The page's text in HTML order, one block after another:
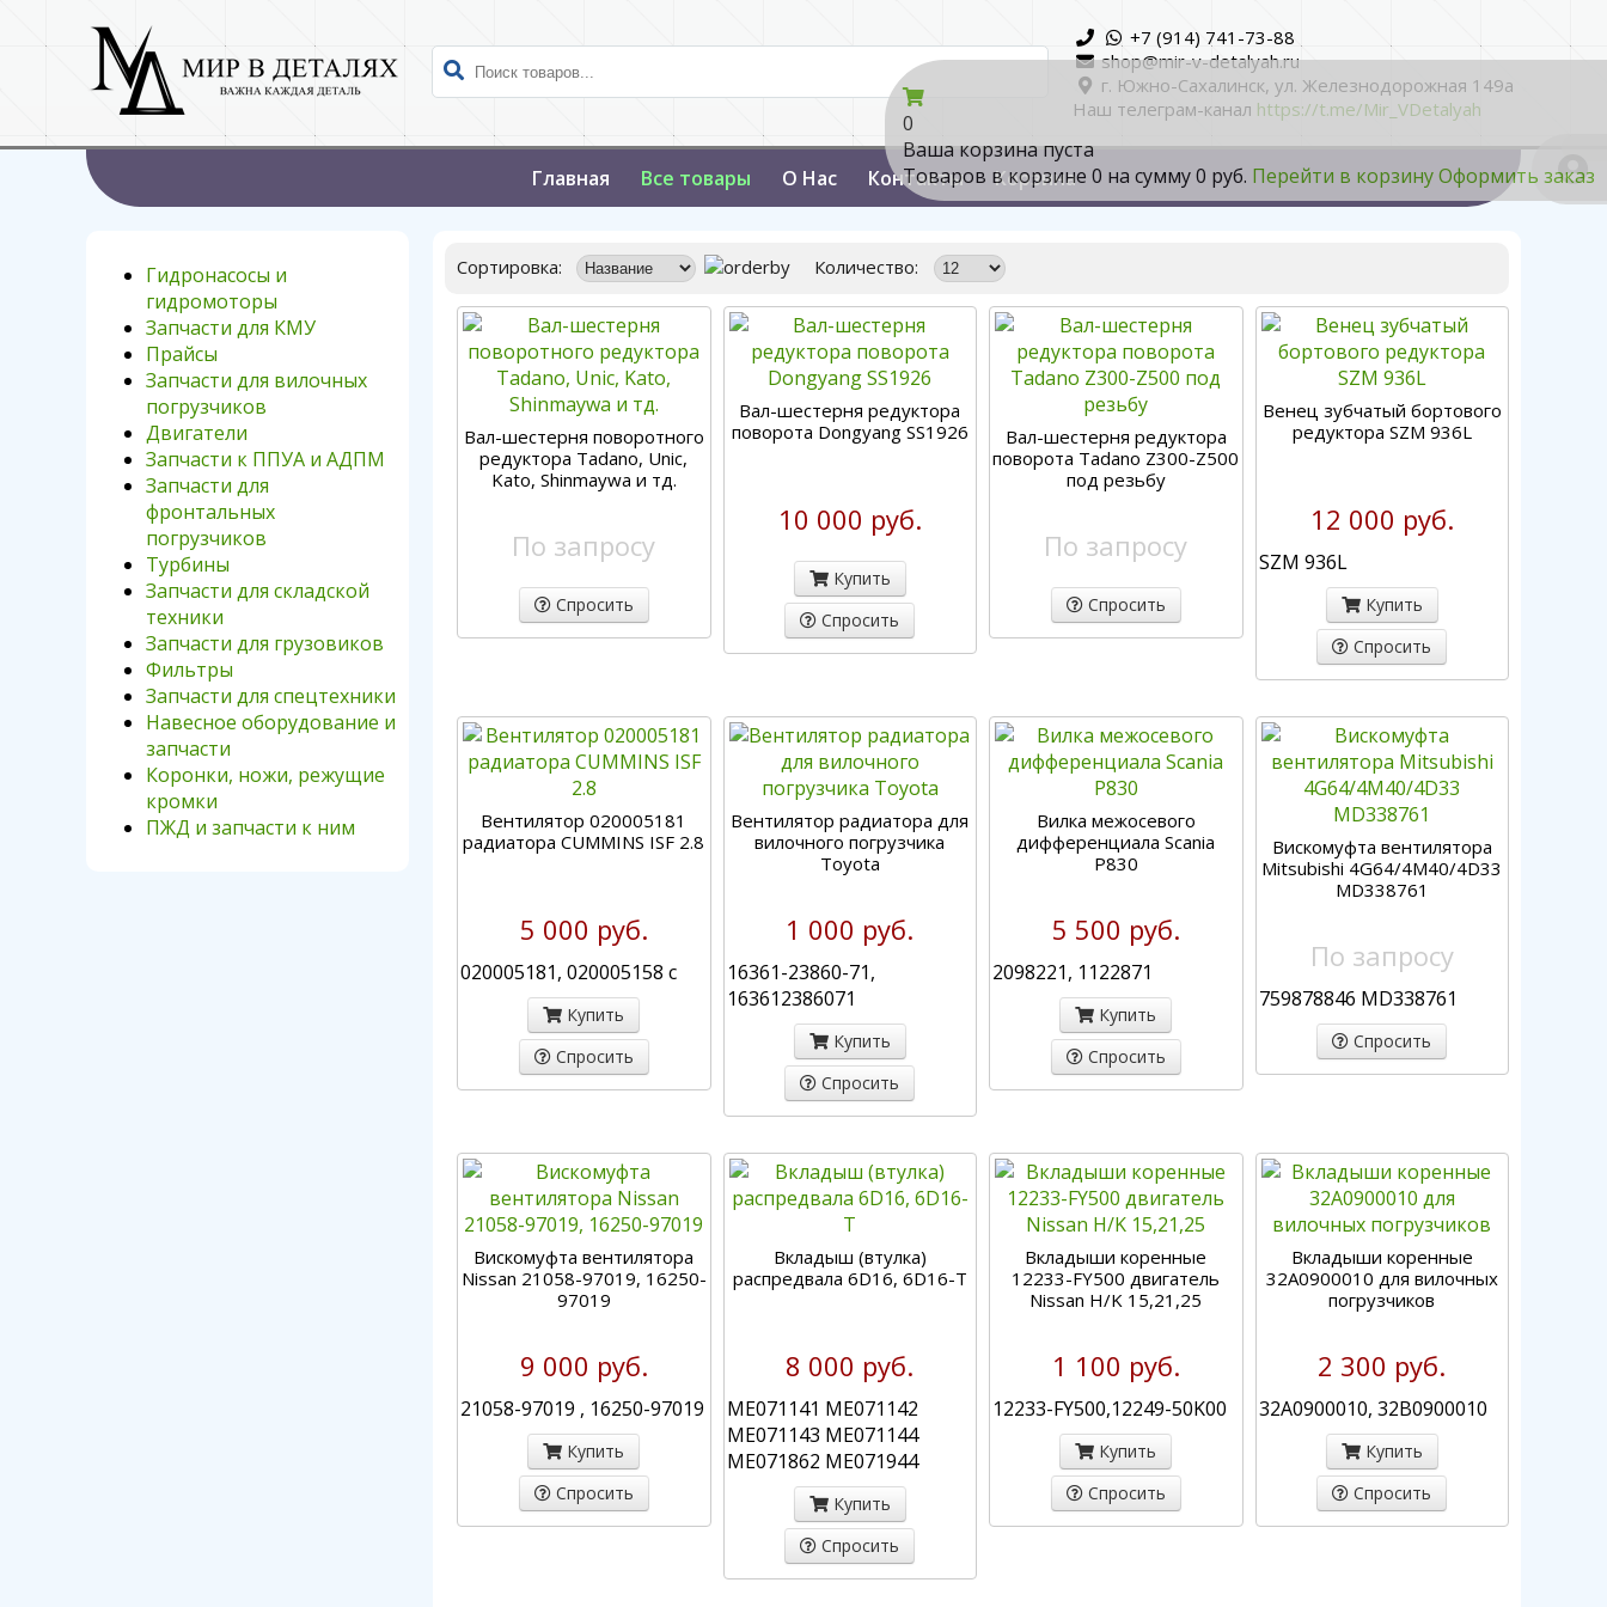
0
Ваша корзина пуста
Товаров в корзине 0 на сумму0 руб. Перейти в корзинуОформить заказ
+7 (914) 741-73-88
shop@mir-v-detalyah.ru
г. Южно-Сахалинск, ул. Железнодорожная 149а
Наш телеграм-канал https://t.me/Mir_VDetalyah
Главная Все товары О Нас Контакты Корзина
Гидронасосы и
гидромоторы
Запчасти для КМУ
Прайсы
Запчасти для вилочных
погрузчиков
Двигатели
Запчасти к ППУА и АДПМ
Запчасти для
фронтальных
погрузчиков
Турбины
Запчасти для складской
техники
Запчасти для грузовиков
Фильтры
Запчасти для спецтехники
Навесное оборудование и
запчасти
Коронки, ножи, режущие
кромки
ПЖД и запчасти к ним
Сортировка: Количество:
Вал-шестерня поворотного
редуктора Tadano, Unic,
Kato, Shinmaywa и тд.
По запросу
Спросить
Вал-шестерня редуктора
поворота Dongyang SS1926
10 000 руб.
Купить
Спросить
Вал-шестерня редуктора
поворота Tadano Z300-Z500
под резьбу
По запросу
Спросить
Венец зубчатый бортового
редуктора SZM 936L
12 000 руб.
SZM 936L
Купить
Спросить
Вентилятор 020005181
радиатора CUMMINS ISF 2.8
5 000 руб.
020005181, 020005158 с
Купить
Спросить
Вентилятор радиатора для
вилочного погрузчика
Toyota
1 000 руб.
16361-23860-71,
163612386071
Купить
Спросить
Вилка межосевого
дифференциала Scania
P830
5 500 руб.
2098221, 1122871
Купить
Спросить
Вискомуфта вентилятора
Mitsubishi 4G64/4M40/4D33
MD338761
По запросу
759878846 MD338761
Спросить
Вискомуфта вентилятора
Nissan 21058-97019, 16250-
97019
9 000 руб.
21058-97019 , 16250-97019
Купить
Спросить
Вкладыш (втулка)
распредвала 6D16, 6D16-T
8 000 руб.
ME071141 ME071142
ME071143 ME071144
ME071862 ME071944
Купить
Спросить
Вкладыши коренные
12233-FY500 двигатель
Nissan H/K 15,21,25
1 100 руб.
12233-FY500,12249-50K00
Купить
Спросить
Вкладыши коренные
32A0900010 для вилочных
погрузчиков
2 300 руб.
32A0900010, 32B0900010
Купить
Спросить